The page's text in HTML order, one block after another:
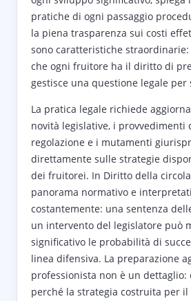
pratiche di ogni passaggio
la piena trasparenza sui costi
sono caratteristiche
che ogni fruitore ha il diritto di
gestisce una questione legale per
La pratica legale richiede
novità legislative, i provvedimenti
regolazione e i mutamenti
direttamente sulle strategie
dei fruitorei. In Diritto della
panorama normativo e
costantemente: una sentenza
un intervento del legislatore può
significativo le probabilità di
linea difensiva. La preparazione
professionista non è un dettaglio:
perché la strategia costruita per